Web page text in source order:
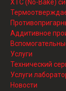
ХТС (No-Bake)
Аддитивное
Услуги
Технический
Услуги
Новости